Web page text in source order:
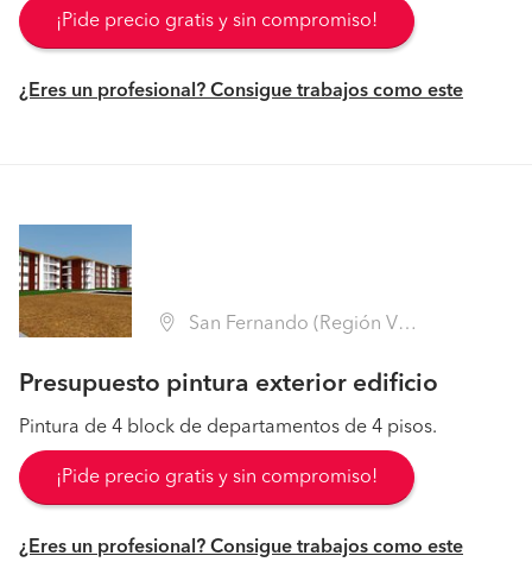
¡Pide precio gratis y sin compromiso!
¿Eres un profesional? Consigue trabajos como este
San Fernando (Región VI Libertador B. O'Higgins - Colchagua)
Presupuesto pintura exterior edificio
Pintura de 4 block de departamentos de 4 pisos.
¡Pide precio gratis y sin compromiso!
¿Eres un profesional? Consigue trabajos como este